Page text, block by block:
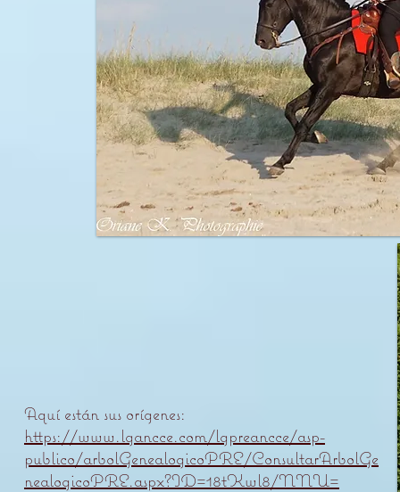
Aquí están sus orígenes:
https://www.lgancce.com/lgpreancce/asp-
publico/arbolGenealogicoPRE/ConsultarArbolGe
nealogicoPRE.aspx?ID=18tKwl8/NNU=